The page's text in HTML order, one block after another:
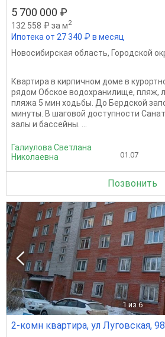
5 700 000 ₽
132 558 ₽ за м2
Ипотека от 27 340 ₽ в месяц
Новосибирская область, Городской
Квартира в кирпичном доме в
рядом Обское водохранилище, пляж,
пляжа 5 мин ходьбы. До Бердской
минуты. В шаговой доступности
залы и бассейны. ...
Галиулова Светлана
Николаевна
01.07
Позвонить
1 из 6
2-комн квартира, ул Луговская,